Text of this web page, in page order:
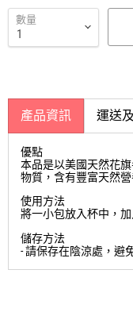
數量
產品資訊 運送
優點
本品是以美國天然花
物質，含有豐富天然
使用方法
將一小包放入杯中，加
儲存方法
- 請保存在陰涼處，避